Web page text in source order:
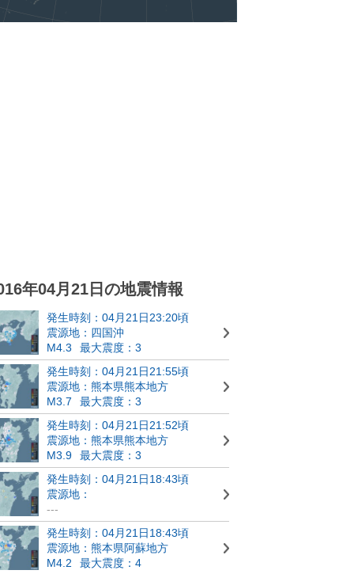
年04月21日の地震情報
発生時刻：04月21日23:20頃
震源地：四国沖
M4.3
最大震度：3
発生時刻：04月21日21:55頃
震源地：熊本県熊本地方
M3.7
最大震度：3
発生時刻：04月21日21:52頃
震源地：熊本県熊本地方
M3.9
最大震度：3
発生時刻：04月21日18:43頃
震源地：
---
発生時刻：04月21日18:43頃
震源地：熊本県阿蘇地方
M4.2
最大震度：4